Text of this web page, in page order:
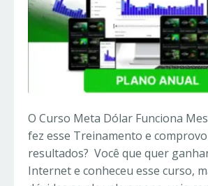
O Curso Meta Dólar Funciona
fez esse Treinamento e
resultados? Você que quer
Internet e conheceu esse curso,